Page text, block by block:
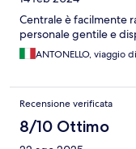
Centrale è facilmente
personale gentile e
ANTONELLO, viaggio
Recensione verificata
8/10 Ottimo